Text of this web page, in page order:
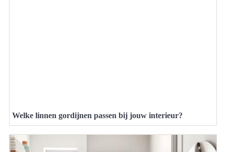
Welke linnen gordijnen passen bij jouw interieur?